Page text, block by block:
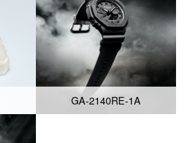
GA-2140RE-1A